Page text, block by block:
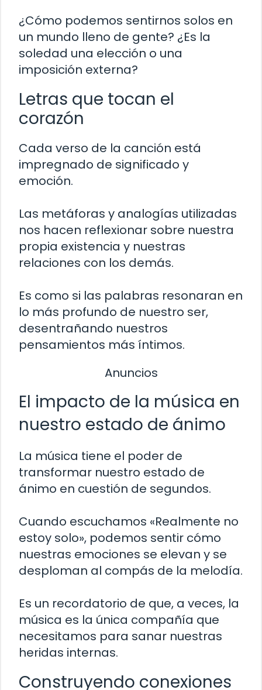
¿Cómo podemos sentirnos solos en
un mundo lleno de gente? ¿Es la
soledad una elección o una
imposición externa?
Letras que tocan el
corazón
Cada verso de la canción está
impregnado de significado y
emoción.
Las metáforas y analogías utilizadas
nos hacen reflexionar sobre nuestra
propia existencia y nuestras
relaciones con los demás.
Es como si las palabras resonaran en
lo más profundo de nuestro ser,
desentrañando nuestros
pensamientos más íntimos.
Anuncios
El impacto de la música en
nuestro estado de ánimo
La música tiene el poder de
transformar nuestro estado de
ánimo en cuestión de segundos.
Cuando escuchamos «Realmente no
estoy solo», podemos sentir cómo
nuestras emociones se elevan y se
desploman al compás de la melodía.
Es un recordatorio de que, a veces, la
música es la única compañía que
necesitamos para sanar nuestras
heridas internas.
Construyendo conexiones